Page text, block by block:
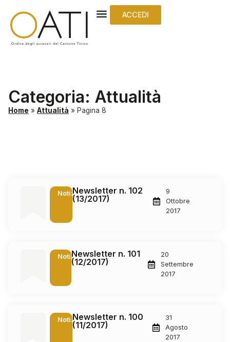
ACCEDI
Categoria: Attualità
Home » Attualità » Pagina 8
NotizieNewsletter n. 102
(13/2017)
9
Ottobre
2017
NotizieNewsletter n. 101
(12/2017)
20
Settembre
2017
NotizieNewsletter n. 100
(11/2017)
31
Agosto
2017